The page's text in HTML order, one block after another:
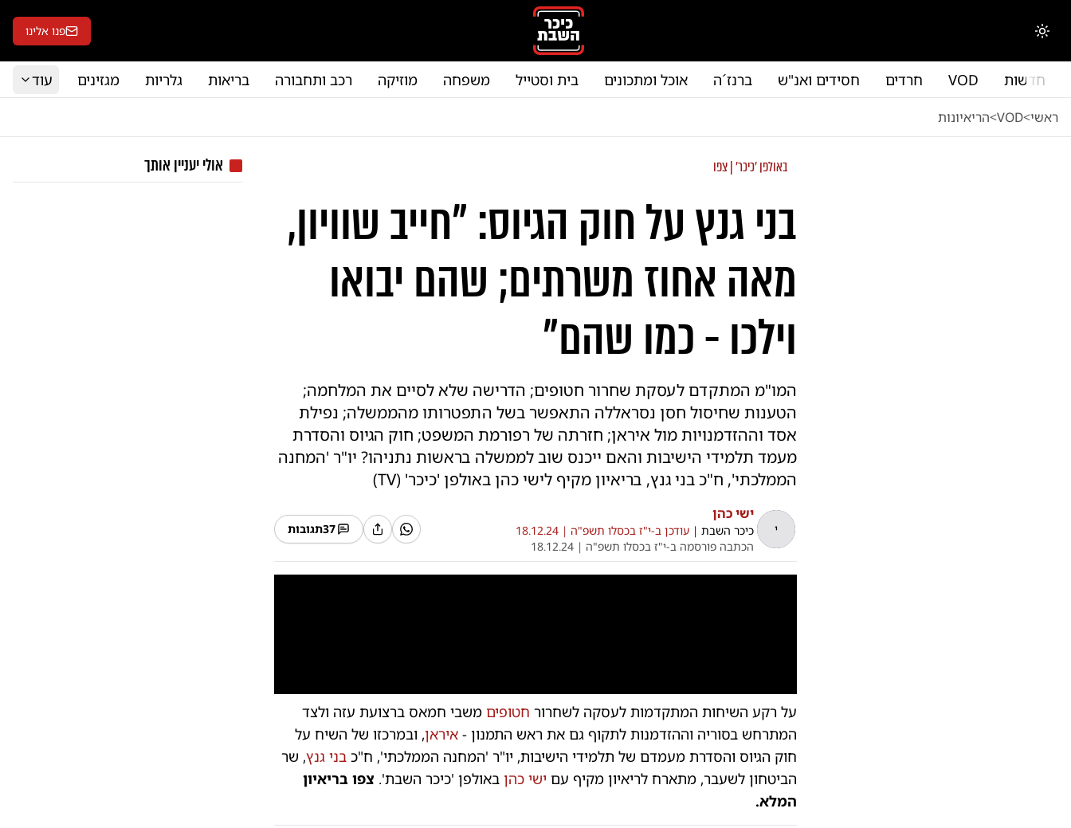
החלפת מצב תצוגה פנו אלינו
חדשות VOD חרדים חסידים ואנ"ש ברנז´ה אוכל ומתכונים בית וסטייל משפחה מוזיקה רכב ותחבורה בריאות גלריות מגזינים עוד
ראשי<
VOD
<הריאיונות
באולפן 'כיכר' | צפו
בני גנץ על חוק הגיוס: "חייב שוויון,
מאה אחוז משרתים; שהם יבואו
וילכו - כמו שהם"
המו"מ המתקדם לעסקת שחרור חטופים; הדרישה שלא לסיים את המלחמה;
הטענות שחיסול חסן נסראללה התאפשר בשל התפטרותו מהממשלה; נפילת
אסד וההזדמנויות מול איראן; חזרתה של רפורמת המשפט; חוק הגיוס והסדרת
מעמד תלמידי הישיבות והאם ייכנס שוב לממשלה בראשות נתניהו? יו"ר 'המחנה
הממלכתי', ח"כ בני גנץ, בריאיון מקיף לישי כהן באולפן 'כיכר' (TV)
י
ישי כהן
כיכר השבת| עודכן ב-י"ז בכסלו תשפ"ה | 18.12.24
הכתבה פורסמה ב-י"ז בכסלו תשפ"ה | 18.12.24
37תגובות
על רקע השיחות המתקדמות לעסקה לשחרור חטופים משבי חמאס ברצועת עזה ולצד
המתרחש בסוריה וההזדמנות לתקוף גם את ראש התמנון - איראן, ובמרכזו של השיח על
חוק הגיוס והסדרת מעמדם של תלמידי הישיבות, יו"ר 'המחנה הממלכתי', ח"כ בני גנץ, שר
הביטחון לשעבר, מתארח לריאיון מקיף עם ישי כהןבאולפן 'כיכר השבת'. צפו בריאיון
המלא.
אולי יעניין אותך